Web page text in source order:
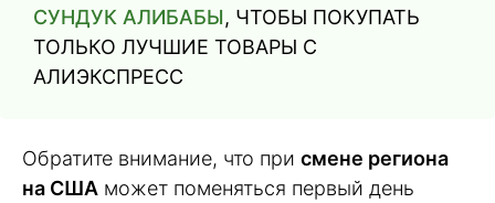
СУНДУК АЛИБАБЫ, ЧТОБЫ ПОКУПАТЬ
ТОЛЬКО ЛУЧШИЕ ТОВАРЫ С
АЛИЭКСПРЕСС
Обратите внимание, что при смене региона
на США может поменяться первый день